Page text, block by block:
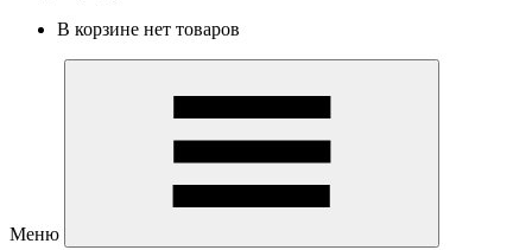
В корзине нет товаров
Меню